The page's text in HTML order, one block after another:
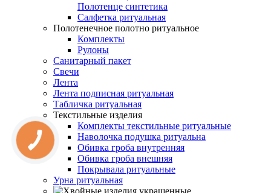
Полотенце синтетика
Салфетка ритуальная
Полотенечное полотно ритуальное
Комплекты
Рулоны
Санитарный пакет
Свечи
Лента
Лента подписная ритуальная
Табличка ритуальная
Текстильные изделия
Комплекты текстильные ритуальные
Наволочка подушка ритуальна
Обивка гроба внутренняя
Обивка гроба внешняя
Покрывала ритуальные
Урна ритуальная